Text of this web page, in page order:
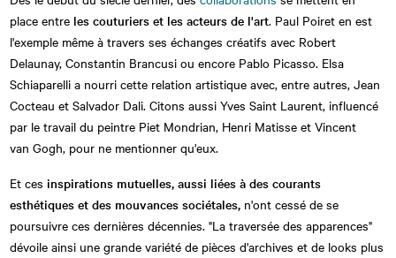
place entre les couturiers et les acteurs de l'art. Paul Poiret en est
l'exemple même à travers ses échanges créatifs avec Robert
Delaunay, Constantin Brancusi ou encore Pablo Picasso. Elsa
Schiaparelli a nourri cette relation artistique avec, entre autres, Jean
Cocteau et Salvador Dali. Citons aussi Yves Saint Laurent, influencé
par le travail du peintre Piet Mondrian, Henri Matisse et Vincent
van Gogh, pour ne mentionner qu'eux.
Et ces inspirations mutuelles, aussi liées à des courants
esthétiques et des mouvances sociétales, n'ont cessé de se
poursuivre ces dernières décennies. "La traversée des apparences"
dévoile ainsi une grande variété de pièces d'archives et de looks plus